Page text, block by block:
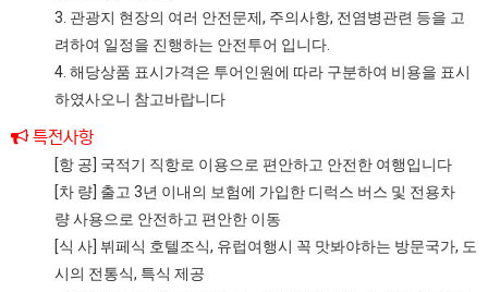
3. 관광지 현장의 여러 안전문제, 주의사항, 전염병관련 등을 고
려하여 일정을 진행하는 안전투어 입니다.
4. 해당상품 표시가격은 투어인원에 따라 구분하여 비용을 표시
하였사오니 참고바랍니다
특전사항
[항 공] 국적기 직항로 이용으로 편안하고 안전한 여행입니다
[차 량] 출고 3년 이내의 보험에 가입한 디럭스 버스 및 전용차
량 사용으로 안전하고 편안한 이동
[식 사] 뷔페식 호텔조식, 유럽여행시 꼭 맛봐야하는 방문국가, 도
시의 전통식, 특식 제공